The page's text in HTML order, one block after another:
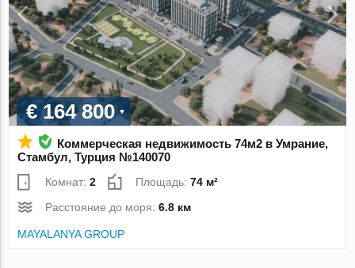
€ 164 800
Коммерческая недвижимость 74м2 в Умрание,
Стамбул, Турция №140070
Комнат:2 Площадь:74 м²
Расстояние до моря:6.8 км
MAYALANYA GROUP